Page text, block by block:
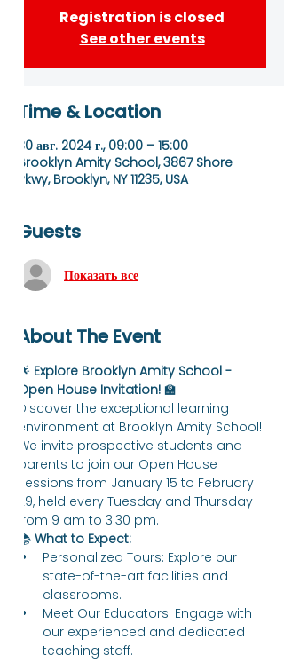
Registration is closed
See other events
Time & Location
30 авг. 2024 г., 09:00 – 15:00
Brooklyn Amity School, 3867 Shore
Pkwy, Brooklyn, NY 11235, USA
Guests
Показать все
About The Event
🌟 Explore Brooklyn Amity School -
Open House Invitation! 🏫
Discover the exceptional learning
environment at Brooklyn Amity School!
We invite prospective students and
parents to join our Open House
sessions from January 15 to February
29, held every Tuesday and Thursday
from 9 am to 3:30 pm.
📚 What to Expect:
Personalized Tours: Explore our
state-of-the-art facilities and
classrooms.
Meet Our Educators: Engage with
our experienced and dedicated
teaching staff.